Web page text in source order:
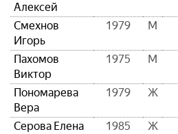
Алексей
Смехнов
Игорь
1979 М
Пахомов
Виктор
1975 М
Пономарева
Вера
1979 Ж
Серова Елена 1985 Ж